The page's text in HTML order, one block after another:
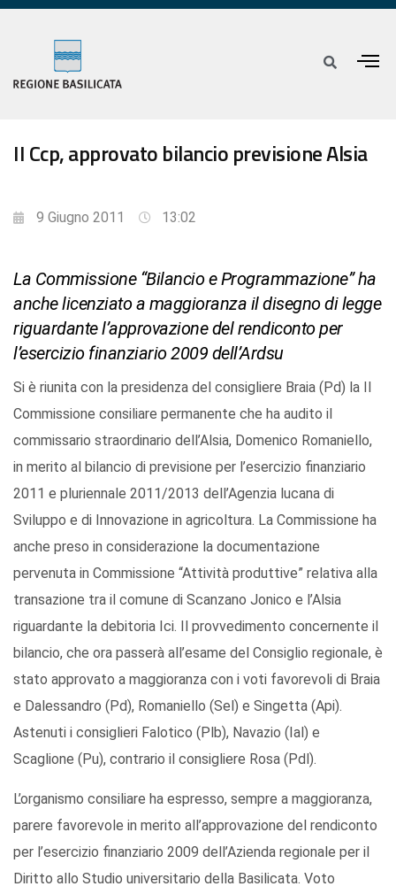
II Ccp, approvato bilancio previsione Alsia
9 Giugno 2011 13:02
La Commissione “Bilancio e Programmazione” ha
anche licenziato a maggioranza il disegno di legge
riguardante l’approvazione del rendiconto per
l’esercizio finanziario 2009 dell’Ardsu
Si è riunita con la presidenza del consigliere Braia (Pd) la II
Commissione consiliare permanente che ha audito il
commissario straordinario dell’Alsia, Domenico Romaniello,
in merito al bilancio di previsione per l’esercizio finanziario
2011 e pluriennale 2011/2013 dell’Agenzia lucana di
Sviluppo e di Innovazione in agricoltura. La Commissione ha
anche preso in considerazione la documentazione
pervenuta in Commissione “Attività produttive” relativa alla
transazione tra il comune di Scanzano Jonico e l’Alsia
riguardante la debitoria Ici. Il provvedimento concernente il
bilancio, che ora passerà all’esame del Consiglio regionale, è
stato approvato a maggioranza con i voti favorevoli di Braia
e Dalessandro (Pd), Romaniello (Sel) e Singetta (Api).
Astenuti i consiglieri Falotico (Plb), Navazio (Ial) e
Scaglione (Pu), contrario il consigliere Rosa (Pdl).
L’organismo consiliare ha espresso, sempre a maggioranza,
parere favorevole in merito all’approvazione del rendiconto
per l’esercizio finanziario 2009 dell’Azienda regionale per il
Diritto allo Studio universitario della Basilicata. Voto